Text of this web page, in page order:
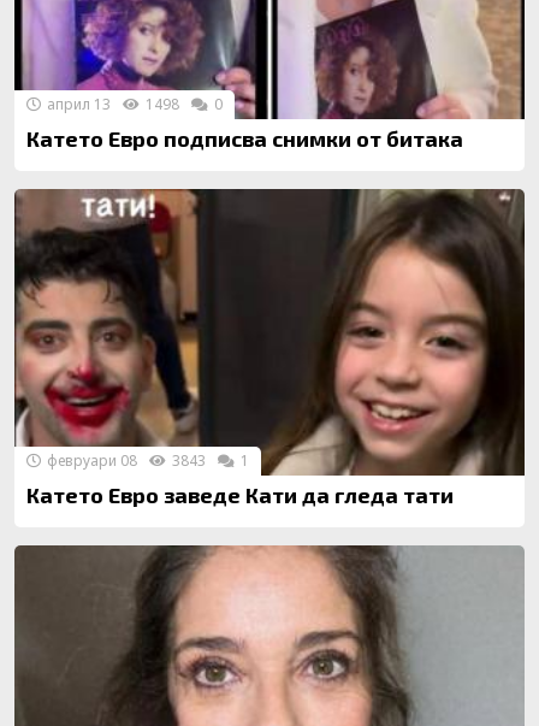
Катето Евро подписва снимки от битака
април 13 1498 0
Катето Евро заведе Кати да гледа тати
февруари 08 3843 1